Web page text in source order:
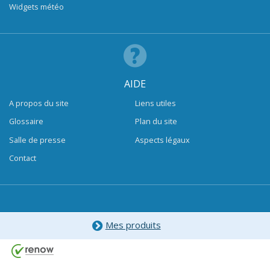
Widgets météo
AIDE
A propos du site
Glossaire
Salle de presse
Contact
Liens utiles
Plan du site
Aspects légaux
Mes produits